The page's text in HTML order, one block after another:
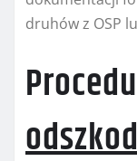
druhów z OSP